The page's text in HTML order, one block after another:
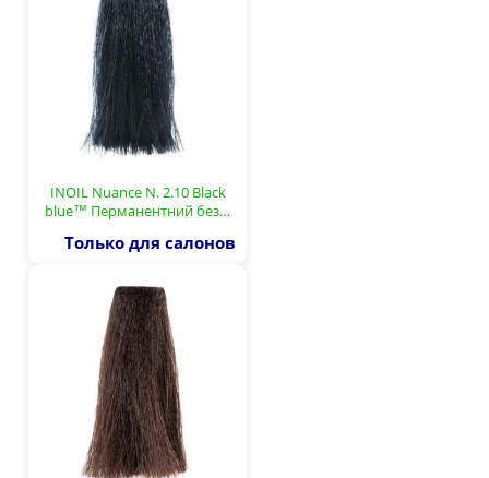
INOIL Nuance N. 2.10 Black
blue™ Перманентний без…
Только для салонов